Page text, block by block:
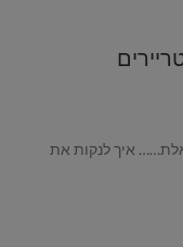
איך לנקות את